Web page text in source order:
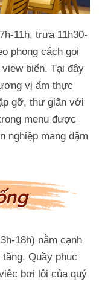
11h, trưa 11h30-
phong cách gọi
biển. Tại đây
vị ẩm thực
gỡ, thư giãn với
menu được
nghiệp mang đậm
18h) nằm cạnh
Quầy phục
bơi lội của quý